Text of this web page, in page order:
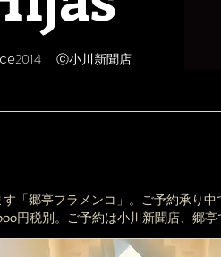
2014 ⓒ小川新聞店
「郷亭フラメンコ」。ご予約承り
円税別。ご予約は小川新聞店、郷亭